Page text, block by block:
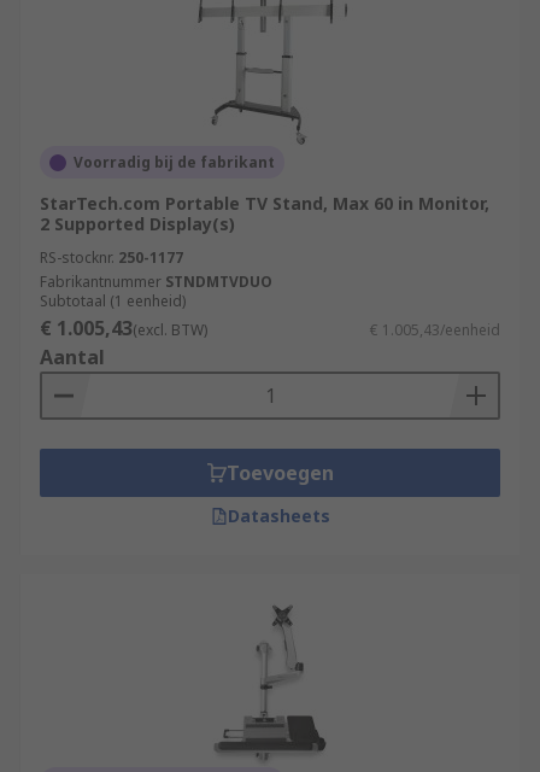
Voorradig bij de fabrikant
StarTech.com Portable TV Stand, Max 60 in Monitor,
2 Supported Display(s)
RS-stocknr. 250-1177
Fabrikantnummer STNDMTVDUO
Subtotaal (1 eenheid)
€ 1.005,43(excl. BTW) € 1.005,43/eenheid
Aantal
Toevoegen
Datasheets